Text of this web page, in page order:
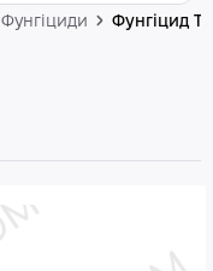
Фунгіциди Фунгіцид